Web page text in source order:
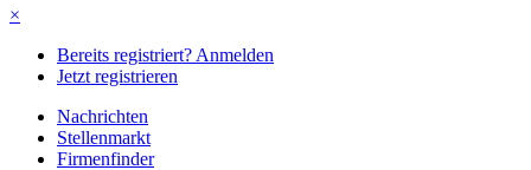
×
Bereits registriert? Anmelden
Jetzt registrieren
Nachrichten
Stellenmarkt
Firmenfinder